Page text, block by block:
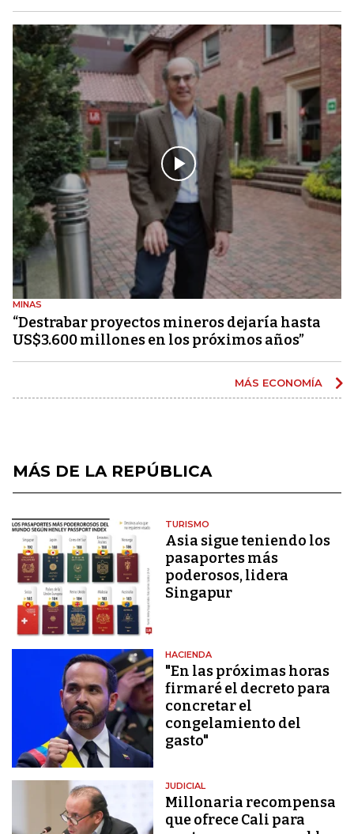
MINAS
“Destrabar proyectos mineros dejaría hasta
US$3.600 millones en los próximos años”
MÁS ECONOMÍA
MÁS DE LA REPÚBLICA
TURISMO
Asia sigue teniendo los
pasaportes más
poderosos, lidera
Singapur
HACIENDA
"En las próximas horas
firmaré el decreto para
concretar el
congelamiento del
gasto"
JUDICIAL
Millonaria recompensa
que ofrece Cali para